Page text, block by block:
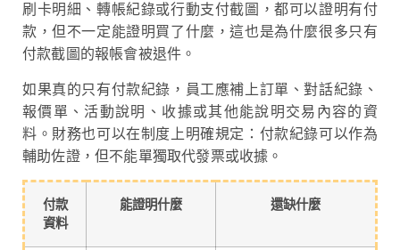
刷卡明細、轉帳紀錄或行動支付截圖，都可以證明有付
款，但不一定能證明買了什麼，這也是為什麼很多只有
付款截圖的報帳會被退件。
如果真的只有付款紀錄，員工應補上訂單、對話紀錄、
報價單、活動說明、收據或其他能說明交易內容的資
料。財務也可以在制度上明確規定：付款紀錄可以作為
輔助佐證，但不能單獨取代發票或收據。
付款
資料
能證明什麼 還缺什麼